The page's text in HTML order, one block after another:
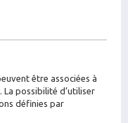
être associées à
possibilité d’utiliser
définies par